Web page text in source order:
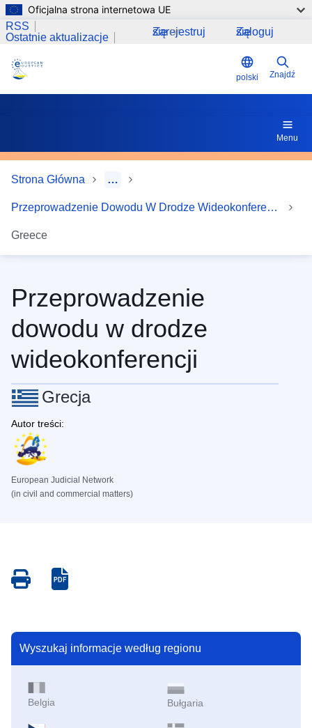
Przejdź do treści
Oficjalna strona internetowa UE
RSS
Ostatnie aktualizacje
Zarejestruj sięor Zaloguj się
polski Znajdź
Menu
Strona Główna …
Przeprowadzenie Dowodu W Drodze Wideokonferencji
Greece
Przeprowadzenie
dowodu w drodze
wideokonferencji
Grecja
Autor treści:
European Judicial Network
(in civil and commercial matters)
Save
as
Save
as
14 Czy od sądu wzywającego wymaga się
Wyszukaj informacje według regionu
Belgia Bułgaria